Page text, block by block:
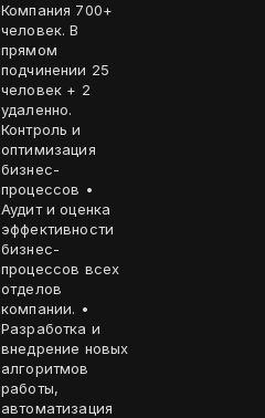
Компания 700+
человек. В
прямом
подчинении 25
человек + 2
удаленно.
Контроль и
оптимизация
бизнес-
процессов •
Аудит и оценка
эффективности
бизнес-
процессов всех
отделов
компании. •
Разработка и
внедрение новых
алгоритмов
работы,
автоматизация